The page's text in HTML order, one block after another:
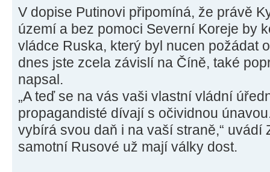
V dopise Putinovi připomíná, že právě
území a bez pomoci Severní Koreje by
vládce Ruska, který byl nucen požádat
dnes jste zcela závislí na Číně, také
napsal.
„A teď se na vás vaši vlastní vládní
propagandisté dívají s očividnou
vybírá svou daň i na vaší straně,“ uvádí
samotní Rusové už mají války dost.